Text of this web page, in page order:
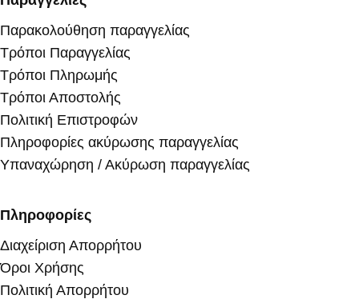
Παρακολούθηση παραγγελίας
Τρόποι Παραγγελίας
Τρόποι Πληρωμής
Τρόποι Αποστολής
Πολιτική Επιστροφών
Πληροφορίες ακύρωσης παραγγελίας
Υπαναχώρηση / Ακύρωση παραγγελίας
Πληροφορίες
Διαχείριση Απορρήτου
Όροι Χρήσης
Πολιτική Απορρήτου